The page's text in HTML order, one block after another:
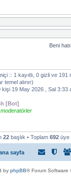
Beni
:: 1 kayıtlı, 0 gizli ve
temel alınır)
kişi 19 May 2026 , Sal 3:33
[Bot]
22 başlık • Toplam 692 üye
sayfa
by phpBB® Forum Software